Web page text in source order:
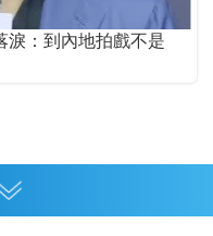
淚：到內地拍戲不是